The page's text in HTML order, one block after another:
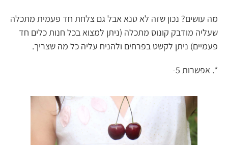
מה עושים? נכון שזה לא טנא אבל גם צלחת חד פעמית מתכלה
שעליה מודבק קונוס מתכלה (ניתן למצוא בכל חנות כלים חד
פעמיים) ניתן לקשט בפרחים ולהניח עליה כל מה שצריך.
*. אפשרות 5-